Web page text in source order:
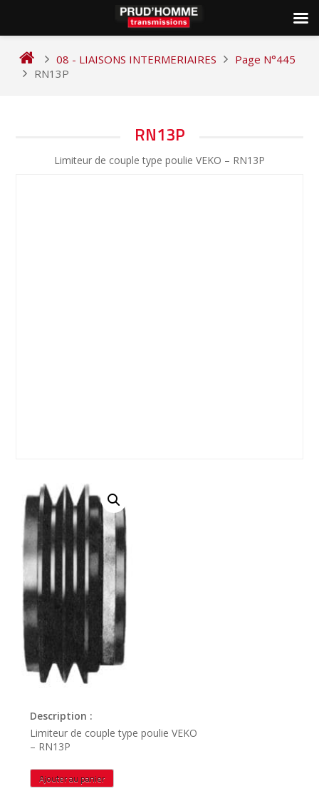
content
08 - LIAISONS INTERMERIAIRES
Page N°445
RN13P
RN13P
Limiteur de couple type poulie VEKO – RN13P
Description :
Limiteur de couple type poulie VEKO
– RN13P
quantité
de
Ajouter au panier